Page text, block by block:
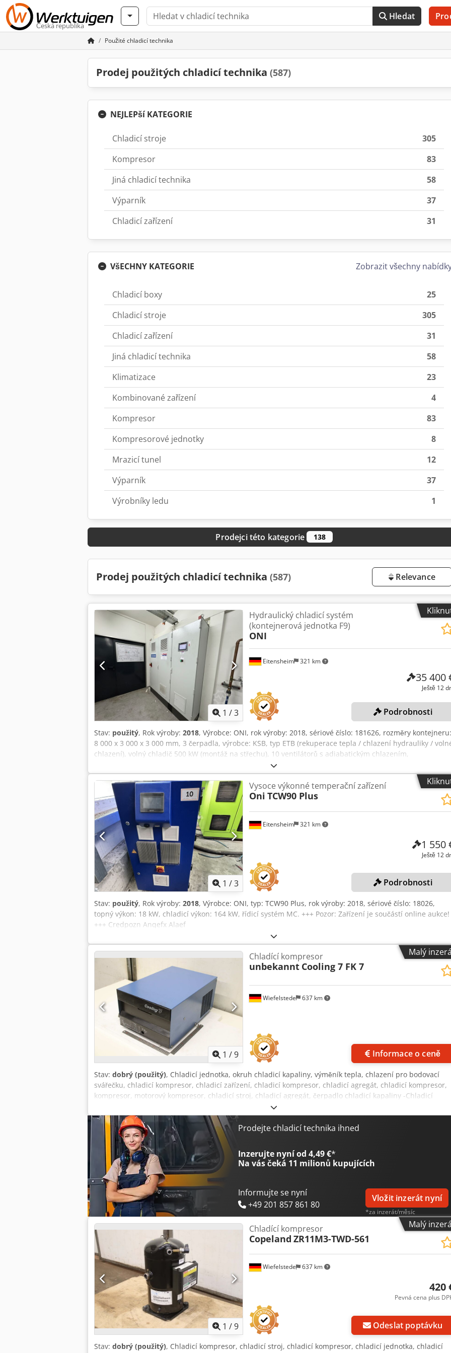
Česká republika
Hledat
Použité chladicí technika
Prodej použitých chladicí technika (587)
NEJLEPší KATEGORIE
Chladicí stroje
305
Kompresor
83
Jiná chladicí technika
58
Výparník
37
Chladicí zařízení
31
VšECHNY KATEGORIE Zobrazit všechny
Chladicí boxy
25
Chladicí stroje
305
Chladicí zařízení
31
Jiná chladicí technika
58
Klimatizace
23
Kombinované zařízení
4
Kompresor
83
Kompresorové jednotky
8
Mrazicí tunel
12
Výparník
37
Výrobníky ledu
1
Prodejci této kategorie 138
Prodej použitých chladicí technika (587) Relevance
1 /3
Eitensheim 321 km
Hydraulický chladicí systém
(kontejnerová jednotka F9)
ONI
35 400
Ještě 12
Podrobnosti
Stav: použitý, Rok výroby: 2018, Výrobce: ONI, rok výroby: 2018, sériové číslo: 181626, rozměry kontejneru:
8 000 x 3 000 x 3 000 mm, 3 čerpadla, výrobce: KSB, typ ETB (rekuperace tepla / chlazení hydrauliky /
chlazení), volný chladič 500 kW (montáž na střechu), 10 ventilátorů s adiabatickým chlazením,
šířka/délka/výška: 9 930 x 2 290 x 1 510 mm, úprava vody s plastovou nádrží 2 x 3 000 l, odstraňovač
tvrdosti vody, 7 zařízení pro rekuperaci tepla, typ SW25, topný výkon 25 kW, průtok vzduchu 6 000 m³/h, 4
trysky vzduchové clony, 2 vzduchové topné jednotky, typ SW1 (kancelářská část), skupina čerpadel a
armatur pro okruh rekuperace tepla, topné těleso, 200 W, řídicí systém Siemens Simatic S7, dotykový
panel HMI. Crsdpfjzn Ataox Alaef +++ Pozor: Zařízení je součástí online aukce! +++
1 /3
Eitensheim 321 km
Vysoce výkonné temperační zařízení
Oni TCW90 Plus
1 550
Ještě 12
Podrobnosti
Stav: použitý, Rok výroby: 2018, Výrobce: ONI, typ: TCW90 Plus, rok výroby: 2018, sériové číslo: 18026,
topný výkon: 18 kW, chladicí výkon: 164 kW, řídicí systém MC. +++ Pozor: Zařízení je součástí online aukce!
+++ Credpozn Anqefx Alaef
Malý
1 /9
Wiefelstede 637 km
Chladící kompresor
unbekannt Cooling 7 FK 7
Informace o ceně
Stav: dobrý (použitý), Chladicí jednotka, okruh chladicí kapaliny, výměník tepla, chlazení pro bodovací
svářečku, chladicí kompresor, chladicí zařízení, chladicí kompresor, chladicí agregát, chladicí kompresor,
kompresor, motorový kompresor, chladicí stroj, chladicí agregát, čerpadlo chladicí kapaliny -Chladicí
kompresor: Chladicí agregát Cooling 7 Codpfx Aszr Hcmjlaorf -Typ: FK 7 -Chladicí výkon: 1,6 kW -Objemový
průtok: 5,2 l/min -Rozměry: 570/360/V260 mm -Hmotnost: 22,7 kg
Prodejte chladicí technika ihned
Inzerujte nyní od 4,49 €*
Na vás čeká 11 milionů kupujících
Informujte se nyní
+49 201 857 861 80
Vložit inzerát nyní
*za inzerát/měsíc
Malý
1 /9
Wiefelstede 637 km
Chladící kompresor
Copeland ZR11M3-TWD-561
420
Pevná cena plus
Odeslat poptávku
Stav: dobrý (použitý), Chladicí kompresor, chladicí stroj, chladicí kompresor, chladicí jednotka, chladicí